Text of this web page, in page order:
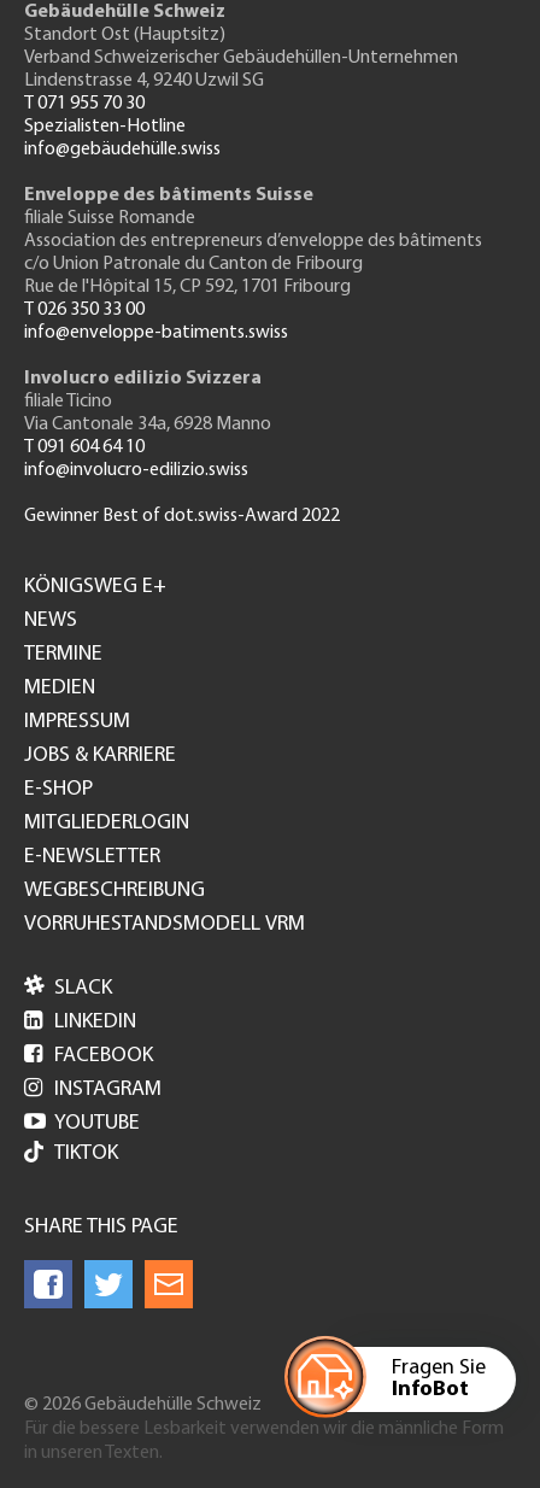
Fragen Sie
InfoBot
Gebäudehülle Schweiz
Standort Ost (Hauptsitz)
Verband Schweizerischer Gebäudehüllen-Unternehmen
Lindenstrasse 4, 9240 Uzwil SG
T 071 955 70 30
Spezialisten-Hotline
info@gebäudehülle.swiss
Enveloppe des bâtiments Suisse
filiale Suisse Romande
Association des entrepreneurs d’enveloppe des bâtiments
c/o Union Patronale du Canton de Fribourg
Rue de l'Hôpital 15, CP 592, 1701 Fribourg
T 026 350 33 00
info@enveloppe-batiments.swiss
Involucro edilizio Svizzera
filiale Ticino
Via Cantonale 34a, 6928 Manno
T 091 604 64 10
info@involucro-edilizio.swiss
Gewinner Best of dot.swiss-Award 2022
GH
KÖNIGSWEG E+
NEWS
TERMINE
MEDIEN
IMPRESSUM
JOBS & KARRIERE
E-SHOP
MITGLIEDERLOGIN
E-NEWSLETTER
WEGBESCHREIBUNG
VORRUHESTANDSMODELL VRM
 SLACK
 LINKEDIN
 FACEBOOK
 INSTAGRAM
 YOUTUBE
TIKTOK
SHARE THIS PAGE
© 2026 Gebäudehülle Schweiz
Für die bessere Lesbarkeit verwenden wir die männliche Form
in unseren Texten.